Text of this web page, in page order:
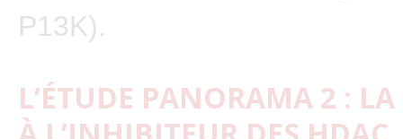
P13K).
L’ÉTUDE PANORAMA 2 :